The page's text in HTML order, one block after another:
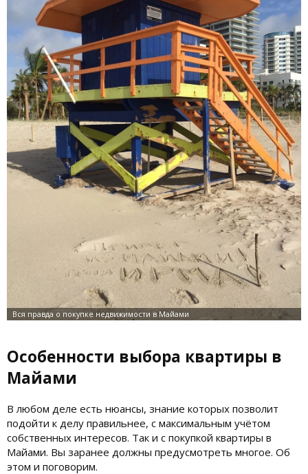
Особенности выбора квартиры в
Майами
В любом деле есть нюансы, знание которых позволит
подойти к делу правильнее, с максимальным учётом
собственных интересов. Так и с покупкой квартиры в
Майами. Вы заранее должны предусмотреть многое. Об
этом и поговорим.